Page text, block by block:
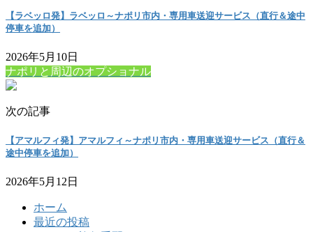
【ラベッロ発】ラベッロ～ナポリ市内・専用車送迎サービス（直行＆途中
停車を追加）
2026年5月10日
ナポリと周辺のオプショナル
次の記事
【アマルフィ発】アマルフィ～ナポリ市内・専用車送迎サービス（直行＆
途中停車を追加）
2026年5月12日
ホーム
最近の投稿